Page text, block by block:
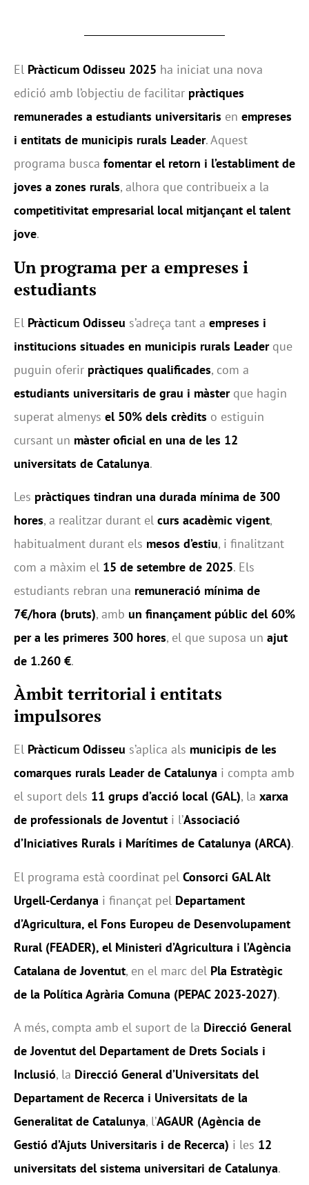
El Pràcticum Odisseu 2025 ha iniciat una nova
edició amb l’objectiu de facilitar pràctiques
remunerades a estudiants universitaris en empreses
i entitats de municipis rurals Leader. Aquest
programa busca fomentar el retorn i l’establiment de
joves a zones rurals, alhora que contribueix a la
competitivitat empresarial local mitjançant el talent
jove.
Un programa per a empreses i
estudiants
El Pràcticum Odisseu s’adreça tant a empreses i
institucions situades en municipis rurals Leaderque
puguin oferir pràctiques qualificades, com a
estudiants universitaris de grau i màsterque hagin
superat almenys el 50% dels crèdits o estiguin
cursant un màster oficial en una de les 12
universitats de Catalunya.
Les pràctiques tindran una durada mínima de 300
hores, a realitzar durant el curs acadèmic vigent,
habitualment durant els mesos d’estiu, i finalitzant
com a màxim el 15 de setembre de 2025. Els
estudiants rebran una remuneració mínima de
7€/hora (bruts), amb un finançament públic del 60%
per a les primeres 300 hores, el que suposa un ajut
de 1.260 €.
Àmbit territorial i entitats
impulsores
El Pràcticum Odisseu s’aplica als municipis de les
comarques rurals Leader de Catalunya i compta amb
el suport dels 11 grups d’acció local (GAL), la xarxa
de professionals de Joventut i l’Associació
d’Iniciatives Rurals i Marítimes de Catalunya (ARCA).
El programa està coordinat pel Consorci GAL Alt
Urgell-Cerdanya i finançat pel Departament
d’Agricultura, el Fons Europeu de Desenvolupament
Rural (FEADER), el Ministeri d’Agricultura i l’Agència
Catalana de Joventut, en el marc del Pla Estratègic
de la Política Agrària Comuna (PEPAC 2023-2027).
A més, compta amb el suport de la Direcció General
de Joventut del Departament de Drets Socials i
Inclusió, la Direcció General d’Universitats del
Departament de Recerca i Universitats de la
Generalitat de Catalunya, l’AGAUR (Agència de
Gestió d’Ajuts Universitaris i de Recerca) i les 12
universitats del sistema universitari de Catalunya.